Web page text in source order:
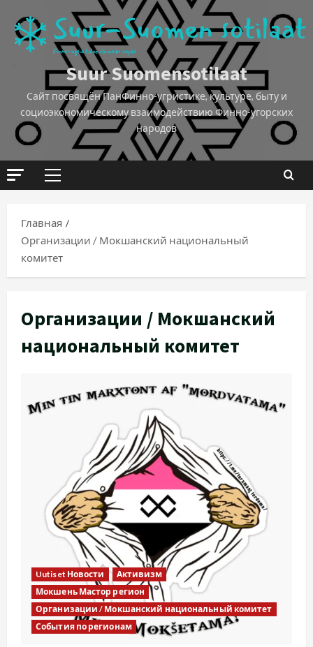
Suur Suomensotilaat
Сайт посвящён ПанФинно-угристике, культуре, быту и
социоэкономическому взаимодействию Финно-угорских
народов
Главная
Организации / Мокшанский национальный
комитет
Организации / Мокшанский
национальный комитет
Uutiset Новости
Активизм
Мокшень Мастор регион
Организации / Мокшанский национальный комитет
События по регионам